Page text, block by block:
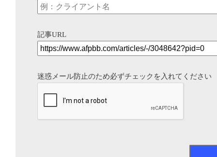
記事URL
迷惑メール防止のため必ずチェックを入れてください